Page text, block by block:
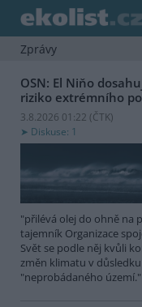
Zprávy
OSN: El Niňo
riziko extrémního
3.8.2026 01:22 (ČTK)
Diskuse: 1
"přilévá olej do ohně na
tajemník Organizace
Svět se podle něj kvůli
změn klimatu v
"neprobádaného